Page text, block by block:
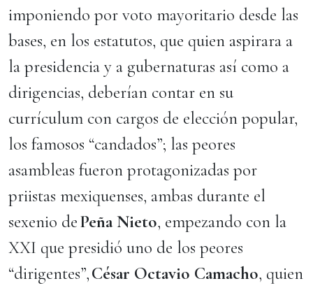
imponiendo por voto mayoritario desde las
bases, en los estatutos, que quien aspirara a
la presidencia y a gubernaturas así como a
dirigencias, deberían contar en su
currículum con cargos de elección popular,
los famosos “candados”; las peores
asambleas fueron protagonizadas por
priistas mexiquenses, ambas durante el
sexenio dePeña Nieto, empezando con la
XXI que presidió uno de los peores
“dirigentes”,César Octavio Camacho, quien